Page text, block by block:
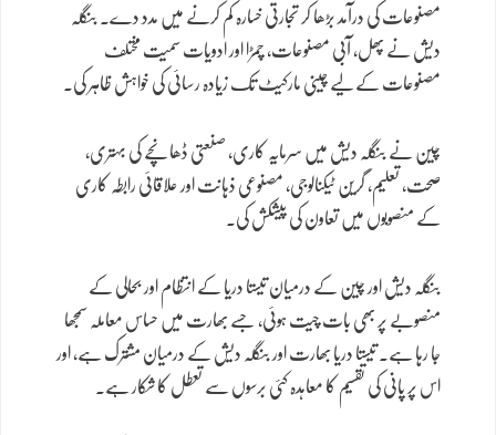
مصنوعات کی درآمد بڑھا کر تجارتی خسارہ کم کرنے میں مدد دے۔ بنگلہ
دیش نے پھل، آبی مصنوعات، چمڑا اور ادویات سمیت مختلف
مصنوعات کے لیے چینی مارکیٹ تک زیادہ رسائی کی خواہش ظاہر کی۔
چین نے بنگلہ دیش میں سرمایہ کاری، صنعتی ڈھانچے کی بہتری،
صحت، تعلیم، گرین ٹیکنالوجی، مصنوعی ذہانت اور علاقائی رابطہ کاری
کے منصوبوں میں تعاون کی پیشکش کی۔
بنگلہ دیش اور چین کے درمیان تیستا دریا کے انتظام اور بحالی کے
منصوبے پر بھی بات چیت ہوئی، جسے بھارت میں حساس معاملہ سمجھا
جا رہا ہے۔ تیستا دریا بھارت اور بنگلہ دیش کے درمیان مشترک ہے، اور
اس پر پانی کی تقسیم کا معاہدہ کئی برسوں سے تعطل کا شکار ہے۔